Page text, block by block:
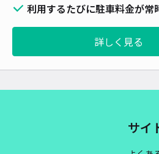
利用するたびに駐車料金が常
詳しく見る
サイ